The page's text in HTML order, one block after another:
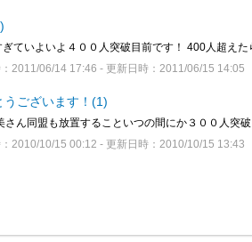
ていよいよ４００人突破目前です！ 400人超え
2011/06/14 17:46 - 更新日時：2011/06/15 14:05
うございます！(1)
さん同盟も放置することいつの間にか３００人突
2010/10/15 00:12 - 更新日時：2010/10/15 13:43